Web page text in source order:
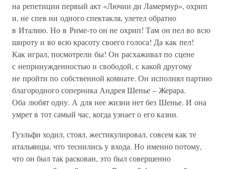
на репетиции первый акт «Лючии ди Ламермур», охрип
и, не спев ни одного спектакля, улетел обратно
в Италию. Но в Риме-то он не охрип! Там он пел во всю
широту и во всю красоту своего голоса! Да как пел!
Как играл, посмотрели бы! Он расхаживал по сцене
с непринужденностью и свободой, с какой другому
не пройти по собственной комнате. Он исполнял партию
благородного соперника Андрея Шенье – Жерара.
Оба любят одну. А для нее жизни нет без Шенье. И она
умрет в тот самый час, когда узнает о его казни.
Гуэльфи ходил, стоял, жестикулировал, совсем как те
итальянцы, что теснились у входа. Но именно потому,
что он был так раскован, это был совершенно